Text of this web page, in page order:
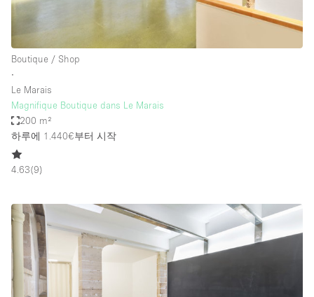
Boutique / Shop
∙
Le Marais
Magnifique Boutique dans Le Marais
200 m²
하루에 1.440€부터 시작
4.63(9)